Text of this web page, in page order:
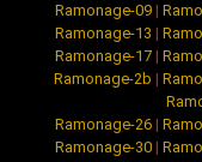
Ramonage-09|
Ramonage-13 |
Ramonage-17|
Ramonage-2b |
Ramonage-26|
Ramonage-30|